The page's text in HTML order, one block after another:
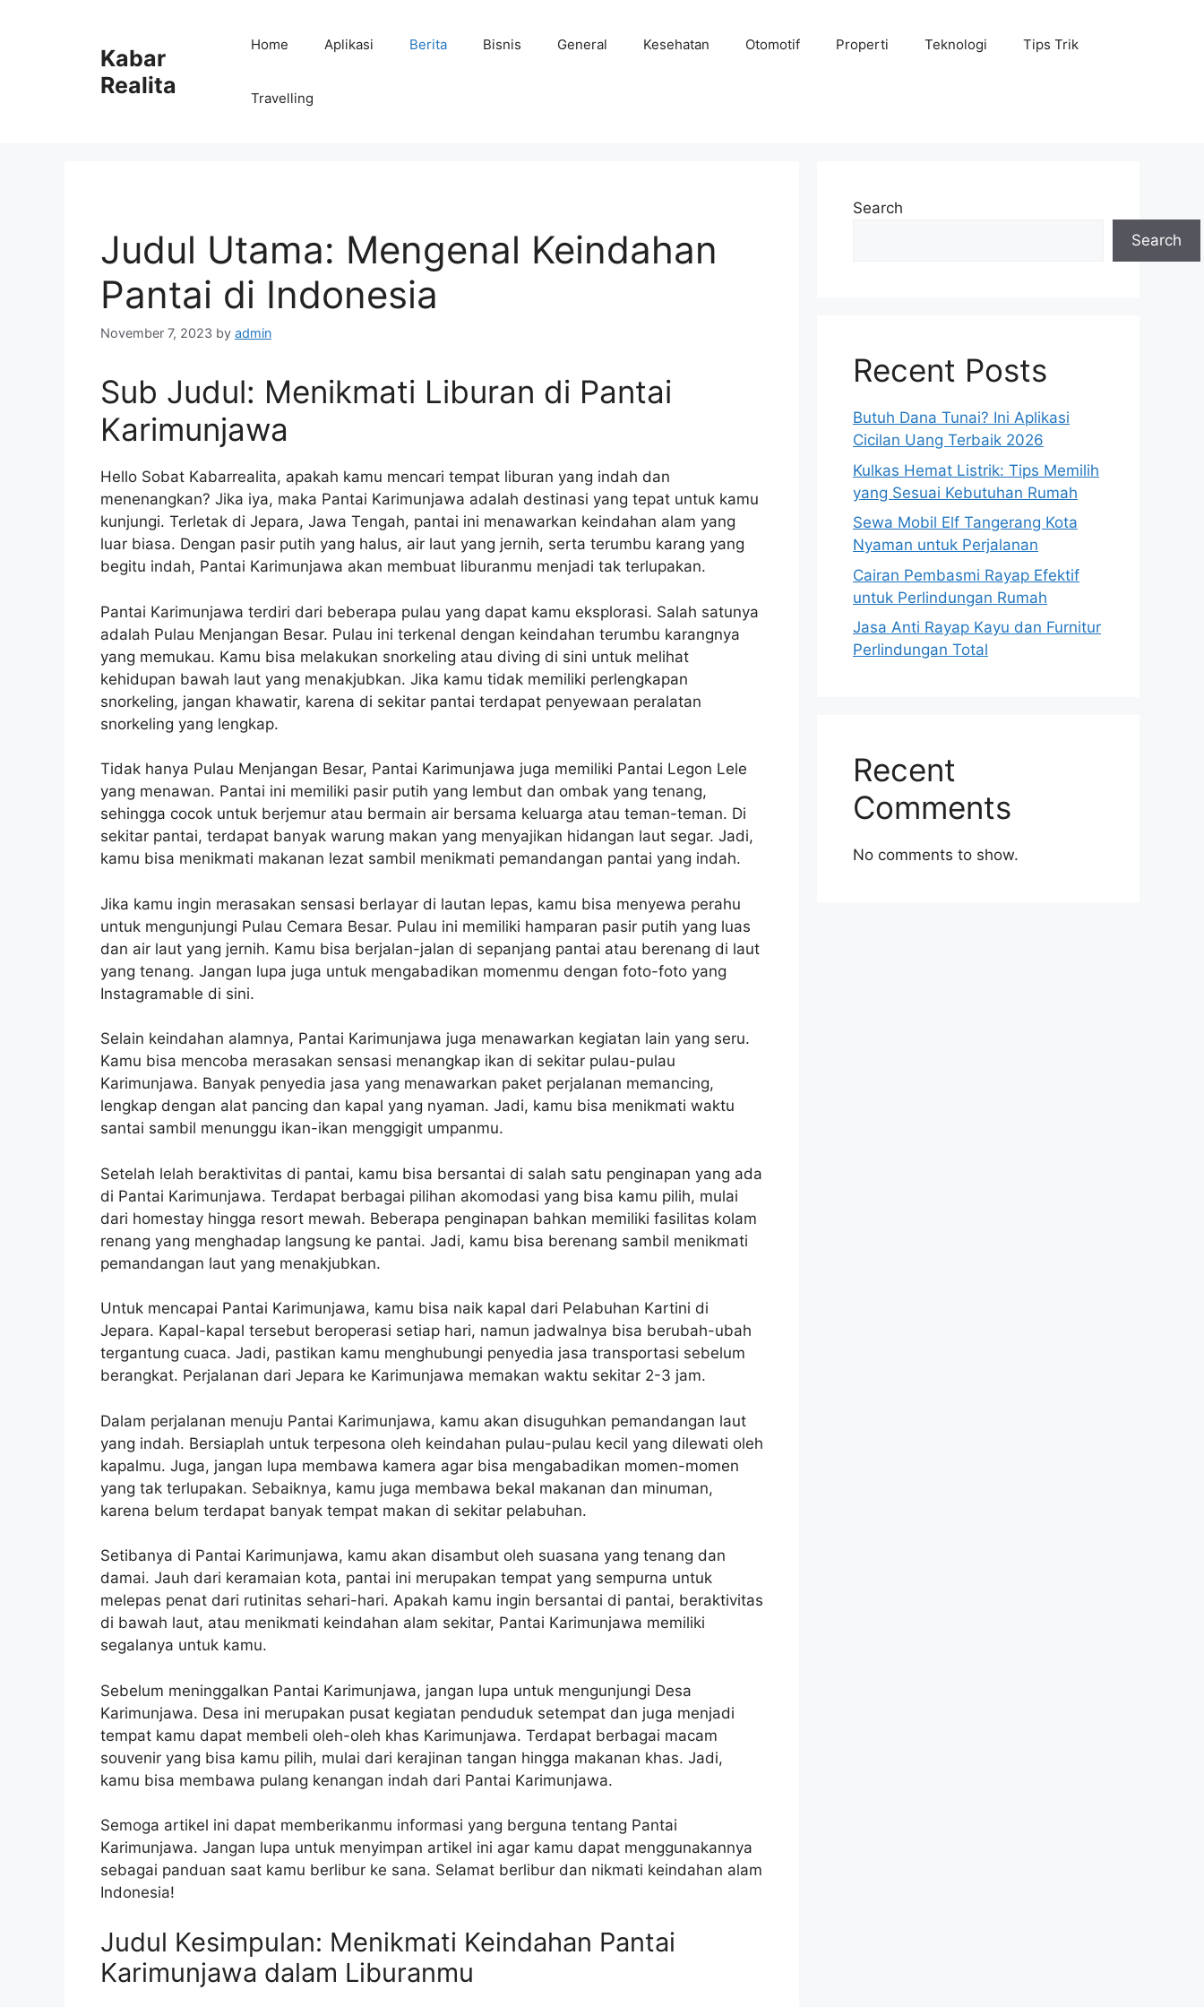
Kabar
Realita
Home Aplikasi Berita Bisnis General Kesehatan Otomotif Properti Teknologi Tips Trik
Travelling
Judul Utama: Mengenal Keindahan
Pantai di Indonesia
November 7, 2023 by admin
Sub Judul: Menikmati Liburan di Pantai
Karimunjawa
Hello Sobat Kabarrealita, apakah kamu mencari tempat liburan yang indah dan
menenangkan? Jika iya, maka Pantai Karimunjawa adalah destinasi yang tepat untuk kamu
kunjungi. Terletak di Jepara, Jawa Tengah, pantai ini menawarkan keindahan alam yang
luar biasa. Dengan pasir putih yang halus, air laut yang jernih, serta terumbu karang yang
begitu indah, Pantai Karimunjawa akan membuat liburanmu menjadi tak terlupakan.
Pantai Karimunjawa terdiri dari beberapa pulau yang dapat kamu eksplorasi. Salah satunya
adalah Pulau Menjangan Besar. Pulau ini terkenal dengan keindahan terumbu karangnya
yang memukau. Kamu bisa melakukan snorkeling atau diving di sini untuk melihat
kehidupan bawah laut yang menakjubkan. Jika kamu tidak memiliki perlengkapan
snorkeling, jangan khawatir, karena di sekitar pantai terdapat penyewaan peralatan
snorkeling yang lengkap.
Tidak hanya Pulau Menjangan Besar, Pantai Karimunjawa juga memiliki Pantai Legon Lele
yang menawan. Pantai ini memiliki pasir putih yang lembut dan ombak yang tenang,
sehingga cocok untuk berjemur atau bermain air bersama keluarga atau teman-teman. Di
sekitar pantai, terdapat banyak warung makan yang menyajikan hidangan laut segar. Jadi,
kamu bisa menikmati makanan lezat sambil menikmati pemandangan pantai yang indah.
Jika kamu ingin merasakan sensasi berlayar di lautan lepas, kamu bisa menyewa perahu
untuk mengunjungi Pulau Cemara Besar. Pulau ini memiliki hamparan pasir putih yang luas
dan air laut yang jernih. Kamu bisa berjalan-jalan di sepanjang pantai atau berenang di laut
yang tenang. Jangan lupa juga untuk mengabadikan momenmu dengan foto-foto yang
Instagramable di sini.
Selain keindahan alamnya, Pantai Karimunjawa juga menawarkan kegiatan lain yang seru.
Kamu bisa mencoba merasakan sensasi menangkap ikan di sekitar pulau-pulau
Karimunjawa. Banyak penyedia jasa yang menawarkan paket perjalanan memancing,
lengkap dengan alat pancing dan kapal yang nyaman. Jadi, kamu bisa menikmati waktu
santai sambil menunggu ikan-ikan menggigit umpanmu.
Setelah lelah beraktivitas di pantai, kamu bisa bersantai di salah satu penginapan yang ada
di Pantai Karimunjawa. Terdapat berbagai pilihan akomodasi yang bisa kamu pilih, mulai
dari homestay hingga resort mewah. Beberapa penginapan bahkan memiliki fasilitas kolam
renang yang menghadap langsung ke pantai. Jadi, kamu bisa berenang sambil menikmati
pemandangan laut yang menakjubkan.
Untuk mencapai Pantai Karimunjawa, kamu bisa naik kapal dari Pelabuhan Kartini di
Jepara. Kapal-kapal tersebut beroperasi setiap hari, namun jadwalnya bisa berubah-ubah
tergantung cuaca. Jadi, pastikan kamu menghubungi penyedia jasa transportasi sebelum
berangkat. Perjalanan dari Jepara ke Karimunjawa memakan waktu sekitar 2-3 jam.
Dalam perjalanan menuju Pantai Karimunjawa, kamu akan disuguhkan pemandangan laut
yang indah. Bersiaplah untuk terpesona oleh keindahan pulau-pulau kecil yang dilewati oleh
kapalmu. Juga, jangan lupa membawa kamera agar bisa mengabadikan momen-momen
yang tak terlupakan. Sebaiknya, kamu juga membawa bekal makanan dan minuman,
karena belum terdapat banyak tempat makan di sekitar pelabuhan.
Setibanya di Pantai Karimunjawa, kamu akan disambut oleh suasana yang tenang dan
damai. Jauh dari keramaian kota, pantai ini merupakan tempat yang sempurna untuk
melepas penat dari rutinitas sehari-hari. Apakah kamu ingin bersantai di pantai, beraktivitas
di bawah laut, atau menikmati keindahan alam sekitar, Pantai Karimunjawa memiliki
segalanya untuk kamu.
Sebelum meninggalkan Pantai Karimunjawa, jangan lupa untuk mengunjungi Desa
Karimunjawa. Desa ini merupakan pusat kegiatan penduduk setempat dan juga menjadi
tempat kamu dapat membeli oleh-oleh khas Karimunjawa. Terdapat berbagai macam
souvenir yang bisa kamu pilih, mulai dari kerajinan tangan hingga makanan khas. Jadi,
kamu bisa membawa pulang kenangan indah dari Pantai Karimunjawa.
Semoga artikel ini dapat memberikanmu informasi yang berguna tentang Pantai
Karimunjawa. Jangan lupa untuk menyimpan artikel ini agar kamu dapat menggunakannya
sebagai panduan saat kamu berlibur ke sana. Selamat berlibur dan nikmati keindahan alam
Indonesia!
Judul Kesimpulan: Menikmati Keindahan Pantai
Karimunjawa dalam Liburanmu
Search
Search
Recent Posts
Butuh Dana Tunai? Ini Aplikasi
Cicilan Uang Terbaik 2026
Kulkas Hemat Listrik: Tips Memilih
yang Sesuai Kebutuhan Rumah
Sewa Mobil Elf Tangerang Kota
Nyaman untuk Perjalanan
Cairan Pembasmi Rayap Efektif
untuk Perlindungan Rumah
Jasa Anti Rayap Kayu dan Furnitur
Perlindungan Total
Recent
Comments
No comments to show.